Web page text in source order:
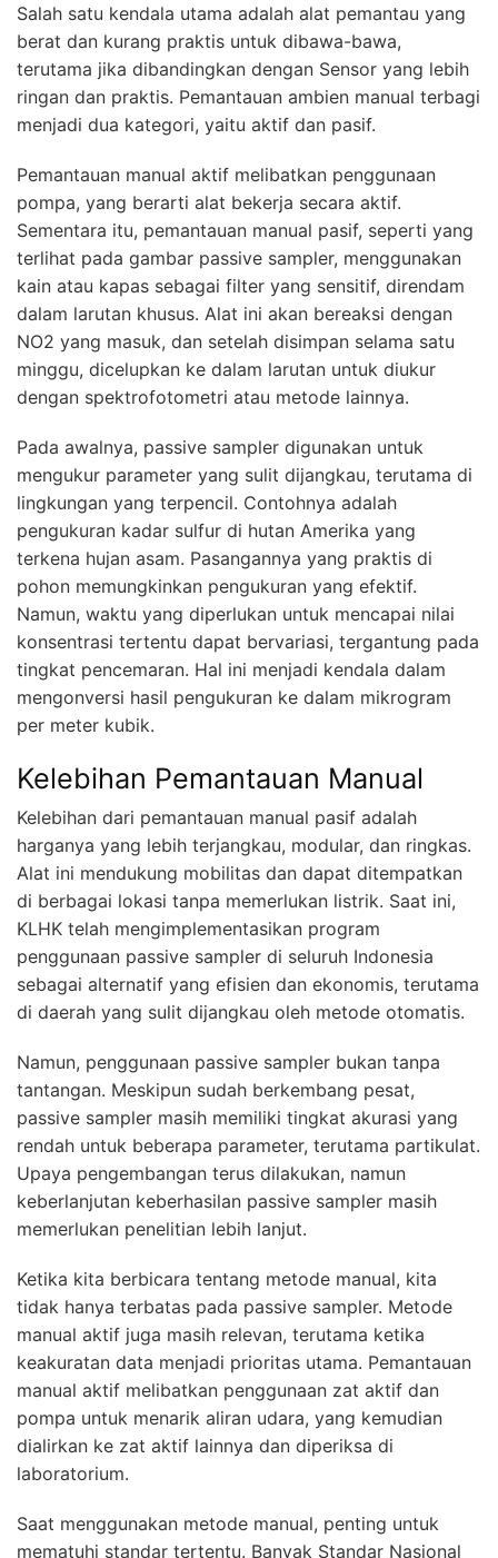
Salah satu kendala utama adalah alat pemantau yang
berat dan kurang praktis untuk dibawa-bawa,
terutama jika dibandingkan dengan Sensor yang lebih
ringan dan praktis. Pemantauan ambien manual terbagi
menjadi dua kategori, yaitu aktif dan pasif.
Pemantauan manual aktif melibatkan penggunaan
pompa, yang berarti alat bekerja secara aktif.
Sementara itu, pemantauan manual pasif, seperti yang
terlihat pada gambar passive sampler, menggunakan
kain atau kapas sebagai filter yang sensitif, direndam
dalam larutan khusus. Alat ini akan bereaksi dengan
NO2 yang masuk, dan setelah disimpan selama satu
minggu, dicelupkan ke dalam larutan untuk diukur
dengan spektrofotometri atau metode lainnya.
Pada awalnya, passive sampler digunakan untuk
mengukur parameter yang sulit dijangkau, terutama di
lingkungan yang terpencil. Contohnya adalah
pengukuran kadar sulfur di hutan Amerika yang
terkena hujan asam. Pasangannya yang praktis di
pohon memungkinkan pengukuran yang efektif.
Namun, waktu yang diperlukan untuk mencapai nilai
konsentrasi tertentu dapat bervariasi, tergantung pada
tingkat pencemaran. Hal ini menjadi kendala dalam
mengonversi hasil pengukuran ke dalam mikrogram
per meter kubik.
Kelebihan Pemantauan Manual
Kelebihan dari pemantauan manual pasif adalah
harganya yang lebih terjangkau, modular, dan ringkas.
Alat ini mendukung mobilitas dan dapat ditempatkan
di berbagai lokasi tanpa memerlukan listrik. Saat ini,
KLHK telah mengimplementasikan program
penggunaan passive sampler di seluruh Indonesia
sebagai alternatif yang efisien dan ekonomis, terutama
di daerah yang sulit dijangkau oleh metode otomatis.
Namun, penggunaan passive sampler bukan tanpa
tantangan. Meskipun sudah berkembang pesat,
passive sampler masih memiliki tingkat akurasi yang
rendah untuk beberapa parameter, terutama partikulat.
Upaya pengembangan terus dilakukan, namun
keberlanjutan keberhasilan passive sampler masih
memerlukan penelitian lebih lanjut.
Ketika kita berbicara tentang metode manual, kita
tidak hanya terbatas pada passive sampler. Metode
manual aktif juga masih relevan, terutama ketika
keakuratan data menjadi prioritas utama. Pemantauan
manual aktif melibatkan penggunaan zat aktif dan
pompa untuk menarik aliran udara, yang kemudian
dialirkan ke zat aktif lainnya dan diperiksa di
laboratorium.
Saat menggunakan metode manual, penting untuk
mematuhi standar tertentu. Banyak Standar Nasional